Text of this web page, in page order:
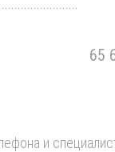
65
и